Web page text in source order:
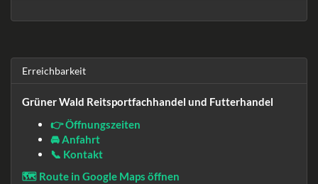
Erreichbarkeit
Grüner Wald Reitsportfachhandel und Futterhandel
👉 Öffnungszeiten
🚘 Anfahrt
📞 Kontakt
🗺️ Route in Google Maps öffnen